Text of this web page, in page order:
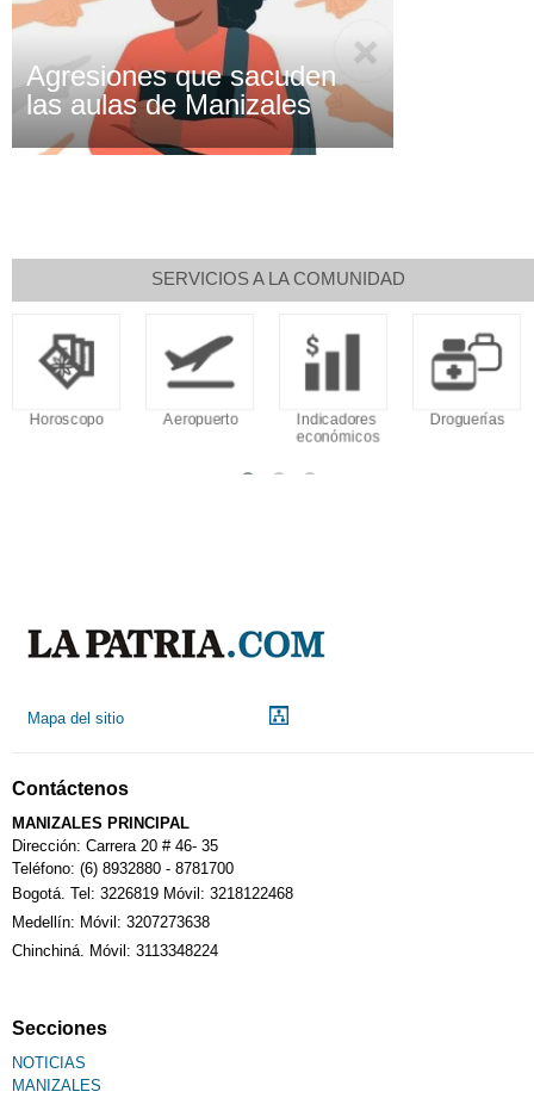
Agresiones que sacuden
las aulas de Manizales
SERVICIOS A LA COMUNIDAD
Aeropuerto
Indicadores
Droguerías Notarías
Mapa del sitio
Contáctenos
MANIZALES PRINCIPAL
Dirección: Carrera 20 # 46- 35
Teléfono: (6) 8932880 - 8781700
Bogotá. Tel: 3226819 Móvil: 3218122468
Medellín: Móvil: 3207273638
Chinchiná. Móvil: 3113348224
Secciones
NOTICIAS
MANIZALES